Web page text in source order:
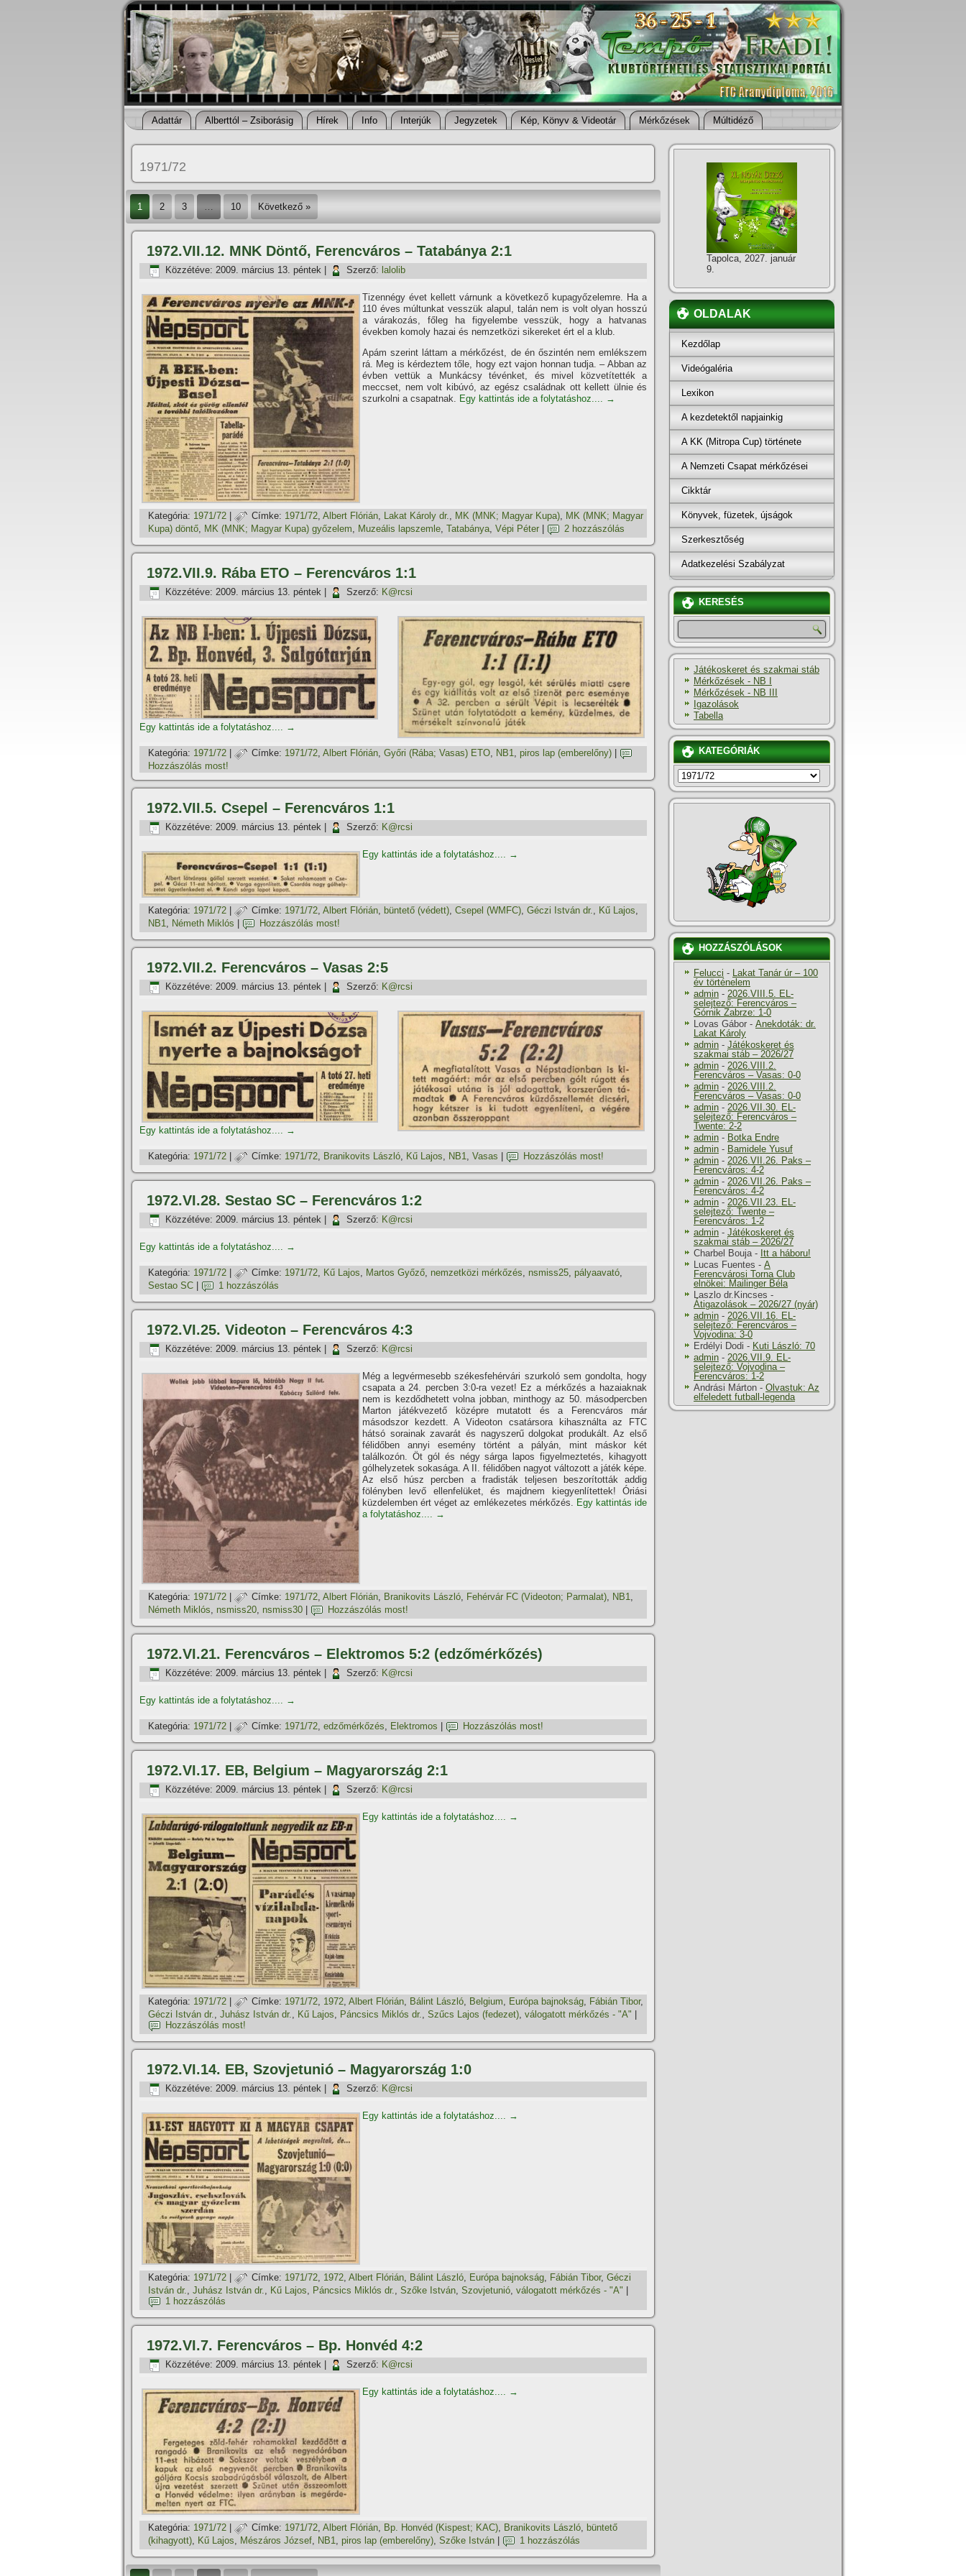
Adattár Alberttól – Zsiborásig Hí­rek Info Interjúk Jegyzetek Kép, Könyv & Videotár Mérkőzések Múltidéző
1971/72
1 2 3 … 10 Következő »
1972.VII.12. MNK Döntő, Ferencváros – Tatabánya 2:1
Közzétéve: 2009. március 13. péntek Szerző: lalolib
Tizennégy évet kellett várnunk a következő kupagyőzelemre. Ha a
110 éves múltunkat vesszük alapul, talán nem is volt olyan hosszú
a várakozás, főleg ha figyelembe vesszük, hogy a hatvanas
években komoly hazai és nemzetközi sikereket ért el a klub.
Apám szerint láttam a mérkőzést, de én őszintén nem emlékszem
rá. Meg is kérdeztem tőle, hogy ezt vajon honnan tudja. – Abban az
évben vettük a Munkácsy tévénket, és mivel közvetí­tették a
meccset, nem volt kibúvó, az egész családnak ott kellett ülnie és
szurkolni a csapatnak. Egy kattintás ide a folytatáshoz.... →
Kategória: 1971/72 Címke: 1971/72, Albert Flórián, Lakat Károly dr., MK (MNK; Magyar Kupa), MK (MNK; Magyar
Kupa) döntő, MK (MNK; Magyar Kupa) győzelem, Muzeális lapszemle, Tatabánya, Vépi Péter 2 hozzászólás
1972.VII.9. Rába ETO – Ferencváros 1:1
Közzétéve: 2009. március 13. péntek Szerző: K@rcsi
Egy kattintás ide a folytatáshoz.... →
Kategória: 1971/72 Címke: 1971/72, Albert Flórián, Győri (Rába; Vasas) ETO, NB1, piros lap (emberelőny)
Hozzászólás most!
1972.VII.5. Csepel – Ferencváros 1:1
Közzétéve: 2009. március 13. péntek Szerző: K@rcsi
Egy kattintás ide a folytatáshoz.... →
Kategória: 1971/72 Címke: 1971/72, Albert Flórián, büntető (védett), Csepel (WMFC), Géczi István dr., Kű Lajos,
NB1, Németh Miklós Hozzászólás most!
1972.VII.2. Ferencváros – Vasas 2:5
Közzétéve: 2009. március 13. péntek Szerző: K@rcsi
Egy kattintás ide a folytatáshoz.... →
Kategória: 1971/72 Címke: 1971/72, Branikovits László, Kű Lajos, NB1, Vasas Hozzászólás most!
1972.VI.28. Sestao SC – Ferencváros 1:2
Közzétéve: 2009. március 13. péntek Szerző: K@rcsi
Egy kattintás ide a folytatáshoz.... →
Kategória: 1971/72 Címke: 1971/72, Kű Lajos, Martos Győző, nemzetközi mérkőzés, nsmiss25, pályaavató,
Sestao SC
1 hozzászólás
1972.VI.25. Videoton – Ferencváros 4:3
Közzétéve: 2009. március 13. péntek Szerző: K@rcsi
Még a legvérmesebb székesfehérvári szurkoló sem gondolta, hogy
csapata a 24. percben 3:0-ra vezet! Ez a mérkőzés a hazaiaknak
nem is kezdődhetett volna jobban, minthogy az 50. másodpercben
Marton játékvezető középre mutatott és a Ferencváros már
másodszor kezdett. A Videoton csatársora kihasználta az FTC
hátsó sorainak zavarát és nagyszerű dolgokat produkált. Az első
félidőben annyi esemény történt a pályán, mint máskor két
találkozón. Öt gól és négy sárga lapos figyelmeztetés, kihagyott
gólhelyzetek sokasága. A II. félidőben nagyot változott a játék képe.
Az első húsz percben a fradisták teljesen beszorí­tották addig
fölényben levő ellenfelüket, és majdnem kiegyenlí­tettek! Óriási
küzdelemben ért véget az emlékezetes mérkőzés. Egy kattintás ide
a folytatáshoz.... →
Kategória: 1971/72 Címke: 1971/72, Albert Flórián, Branikovits László, Fehérvár FC (Videoton; Parmalat), NB1,
Németh Miklós, nsmiss20, nsmiss30 Hozzászólás most!
1972.VI.21. Ferencváros – Elektromos 5:2 (edzőmérkőzés)
Közzétéve: 2009. március 13. péntek Szerző: K@rcsi
Egy kattintás ide a folytatáshoz.... →
Kategória: 1971/72 Címke: 1971/72, edzőmérkőzés, Elektromos Hozzászólás most!
1972.VI.17. EB, Belgium – Magyarország 2:1
Közzétéve: 2009. március 13. péntek Szerző: K@rcsi
Egy kattintás ide a folytatáshoz.... →
Kategória: 1971/72 Címke: 1971/72, 1972, Albert Flórián, Bálint László, Belgium, Európa bajnokság, Fábián Tibor,
Géczi István dr., Juhász István dr., Kű Lajos, Páncsics Miklós dr., Szűcs Lajos (fedezet), válogatott mérkőzés - "A"
Hozzászólás most!
1972.VI.14. EB, Szovjetunió – Magyarország 1:0
Közzétéve: 2009. március 13. péntek Szerző: K@rcsi
Egy kattintás ide a folytatáshoz.... →
Kategória: 1971/72 Címke: 1971/72, 1972, Albert Flórián, Bálint László, Európa bajnokság, Fábián Tibor, Géczi
István dr., Juhász István dr., Kű Lajos, Páncsics Miklós dr., Szőke István, Szovjetunió, válogatott mérkőzés - "A"
1 hozzászólás
1972.VI.7. Ferencváros – Bp. Honvéd 4:2
Közzétéve: 2009. március 13. péntek Szerző: K@rcsi
Egy kattintás ide a folytatáshoz.... →
Kategória: 1971/72 Címke: 1971/72, Albert Flórián, Bp. Honvéd (Kispest; KAC), Branikovits László, büntető
(kihagyott), Kű Lajos, Mészáros József, NB1, piros lap (emberelőny), Szőke István 1 hozzászólás
Tapolca, 2027. január
9.
OLDALAK
Kezdőlap
Videógaléria
Lexikon
A kezdetektől napjainkig
A KK (Mitropa Cup) története
A Nemzeti Csapat mérkőzései
Cikktár
Könyvek, füzetek, újságok
Szerkesztőség
Adatkezelési Szabályzat
KERESÉS
Játékoskeret és szakmai stáb
Mérkőzések - NB I
Mérkőzések - NB III
Igazolások
Tabella
KATEGÓRIÁK
KATEGÓRIÁK
HOZZÁSZÓLÁSOK
Felucci - Lakat Tanár úr – 100
év történelem
admin - 2026.VIII.5. EL-
selejtező: Ferencváros –
Górnik Zabrze: 1-0
Lovas Gábor - Anekdoták: dr.
Lakat Károly
admin - Játékoskeret és
szakmai stáb – 2026/27
admin - 2026.VIII.2.
Ferencváros – Vasas: 0-0
admin - 2026.VIII.2.
Ferencváros – Vasas: 0-0
admin - 2026.VII.30. EL-
selejtező: Ferencváros –
Twente: 2-2
admin - Botka Endre
admin - Bamidele Yusuf
admin - 2026.VII.26. Paks –
Ferencváros: 4-2
admin - 2026.VII.26. Paks –
Ferencváros: 4-2
admin - 2026.VII.23. EL-
selejtező: Twente –
Ferencváros: 1-2
admin - Játékoskeret és
szakmai stáb – 2026/27
Charbel Bouja- Itt a háboru!
Lucas Fuentes - A
Ferencvárosi Torna Club
elnökei: Mailinger Béla
Laszlo dr.Kincses -
Átigazolások – 2026/27 (nyár)
admin - 2026.VII.16. EL-
selejtező: Ferencváros –
Vojvodina: 3-0
Erdélyi Dodi - Kuti László: 70
admin - 2026.VII.9. EL-
selejtező: Vojvodina –
Ferencváros: 1-2
Andrási Márton - Olvastuk: Az
elfeledett futball-legenda